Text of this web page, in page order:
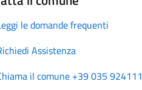
le domande frequenti
Assistenza
il comune +39 035 924111